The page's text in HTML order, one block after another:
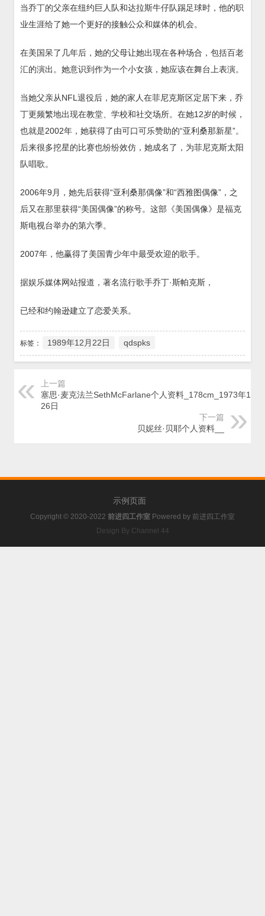
当乔丁的父亲在纽约巨人队和达拉斯牛仔队踢足球时，他的职
业生涯给了她一个更好的接触公众和媒体的机会。
在美国呆了几年后，她的父母让她出现在各种场合，包括百老
汇的演出。她意识到作为一个小女孩，她应该在舞台上表演。
当她父亲从NFL退役后，她的家人在菲尼克斯区定居下来，乔
丁更频繁地出现在教堂、学校和社交场所。在她12岁的时候，
也就是2002年，她获得了由可口可乐赞助的“亚利桑那新星”。
后来很多挖星的比赛也纷纷效仿，她成名了，为菲尼克斯太阳
队唱歌。
2006年9月，她先后获得“亚利桑那偶像”和“西雅图偶像”，之
后又在那里获得“美国偶像”的称号。这部《美国偶像》是福克
斯电视台举办的第六季。
2007年，他赢得了美国青少年中最受欢迎的歌手。
据娱乐媒体网站报道，著名流行歌手乔丁·斯帕克斯，
已经和约翰逊建立了恋爱关系。
标签： 1989年12月22日 qdspks
上一篇
塞思·麦克法兰SethMcFarlane个人资料_178cm_1973年10月
26日
下一篇
贝妮丝·贝耶个人资料__
示例页面
Copyright © 2020-2022 前进四工作室 Powered by 前进四工作室
Design By Channel 44